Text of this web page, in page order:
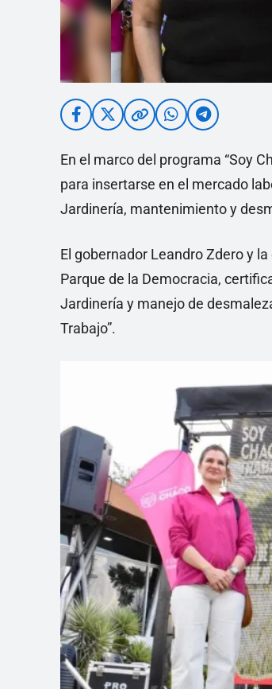
En el marco del programa “Soy
para insertarse en el mercado
Jardinería, mantenimiento y
El gobernador Leandro Zdero y
Parque de la Democracia,
Jardinería y manejo de
Trabajo”.